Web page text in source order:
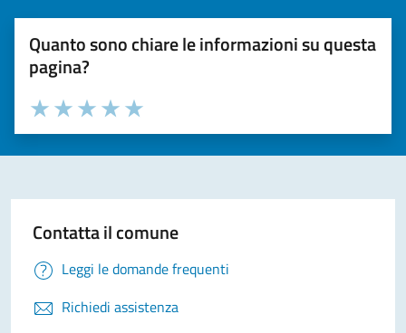
Quanto sono chiare le informazioni su questa
pagina?
Valuta la chiarezza delle informazioni (da 1 a 5 stelle)
Seleziona il numero di stelle per valutare la chiarezza delle
Valuta 5 stelle su 5
Valuta 4 stelle su 5
Valuta 3 stelle su 5
Valuta 2 stelle su 5
Valuta 1 stelle su 5
Contatta il comune
Leggi le domande frequenti
Richiedi assistenza